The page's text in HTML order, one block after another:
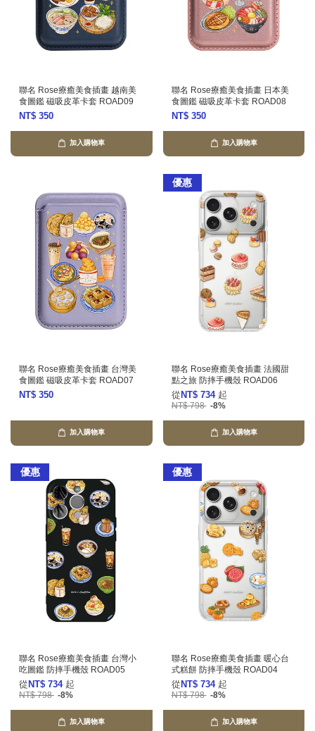
聯名 Rose療癒美食插畫 越南美
食圖鑑 磁吸皮革卡套 ROAD09
NT$ 350
加入購物車
聯名 Rose療癒美食插畫 日本美
食圖鑑 磁吸皮革卡套 ROAD08
NT$ 350
加入購物車
聯名 Rose療癒美食插畫 台灣美
食圖鑑 磁吸皮革卡套 ROAD07
NT$ 350
加入購物車
優惠
聯名 Rose療癒美食插畫 法國甜
點之旅 防摔手機殼 ROAD06
從 NT$ 734 起
NT$ 798 -8%
加入購物車
優惠
聯名 Rose療癒美食插畫 台灣小
吃圖鑑 防摔手機殼 ROAD05
從 NT$ 734 起
NT$ 798 -8%
加入購物車
優惠
聯名 Rose療癒美食插畫 暖心台
式糕餅 防摔手機殼 ROAD04
從 NT$ 734 起
NT$ 798 -8%
加入購物車